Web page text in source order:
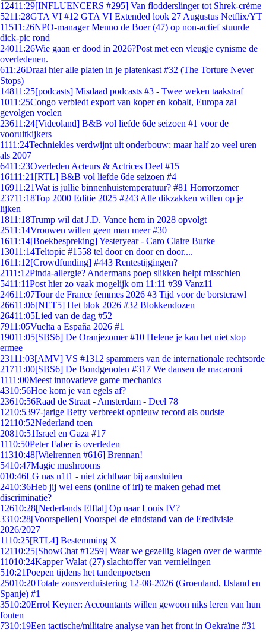
12411:29[INFLUENCERS #295] Van flodderslinger tot Shrek-crème
5211:28GTA VI #12 GTA VI Extended look 27 Augustus Netflix/YT
11511:26NPO-manager Menno de Boer (47) op non-actief stuurde
dick-pic rond
24011:26Wie gaan er dood in 2026?Post met een vleugje cynisme de
overledenen.
611:26Draai hier alle platen in je platenkast #32 (The Torture Never
Stops)
14811:25[podcasts] Misdaad podcasts #3 - Twee weken taakstraf
1011:25Congo verbiedt export van koper en kobalt, Europa zal
gevolgen voelen
23611:24[Videoland] B&B vol liefde 6de seizoen #1 voor de
vooruitkijkers
1111:24Techniekles verdwijnt uit onderbouw: maar half zo veel uren
als 2007
6411:23Overleden Acteurs & Actrices Deel #15
16111:21 [RTL] B&B vol liefde 6de seizoen #4
16911:21Wat is jullie binnenhuistemperatuur? #81 Horrorzomer
23711:18Top 2000 Editie 2025 #243 Alle dikzakken willen op je
lijken
1811:18Trump wil dat J.D. Vance hem in 2028 opvolgt
2511:14Vrouwen willen geen man meer #30
1611:14[Boekbespreking] Yesteryear - Caro Claire Burke
13011:14Teltopic #1558 tel door en door en door....
1611:12[Crowdfunding] #443 Rentestijgingen?
2111:12Pinda-allergie? Andermans poep slikken helpt misschien
5411:11Post hier zo vaak mogelijk om 11:11 #39 Vanz11
24611:07Tour de France femmes 2026 #3 Tijd voor de borstcrawl
26611:06[NET5] Het blok 2026 #32 Blokkendozen
26411:05Lied van de dag #52
7911:05Vuelta a España 2026 #1
19011:05[SBS6] De Oranjezomer #10 Helene je kan het niet stop
ermee
23111:03[AMV] VS #1312 spammers van de internationale rechtsorde
21711:00[SBS6] De Bondgenoten #317 We dansen de macaroni
1111:00Meest innovatieve game mechanics
4310:56Hoe kom je van egels af?
23610:56Raad de Straat - Amsterdam - Deel 78
1210:5397-jarige Betty verbreekt opnieuw record als oudste
12110:52Nederland toen
20810:51Israel en Gaza #17
1110:50Peter Faber is overleden
11310:48[Wielrennen #616] Brennan!
5410:47Magic mushrooms
010:46LG nas n1t1 - niet zichtbaar bij aansluiten
2410:36Heb jij wel eens (online of irl) te maken gehad met
discriminatie?
12610:28[Nederlands Elftal] Op naar Louis IV?
3310:28[Voorspellen] Voorspel de eindstand van de Eredivisie
2026/2027
1110:25[RTL4] Bestemming X
12110:25[ShowChat #1259] Waar we gezellig klagen over de warmte
11010:24Kapper Walat (27) slachtoffer van vernielingen
510:21Poepen tijdens het tandenpoetsen
25010:20Totale zonsverduistering 12-08-2026 (Groenland, IJsland en
Spanje) #1
3510:20Errol Keyner: Accountants willen gewoon niks leren van hun
fouten
7310:19Een tactische/militaire analyse van het front in Oekraïne #31